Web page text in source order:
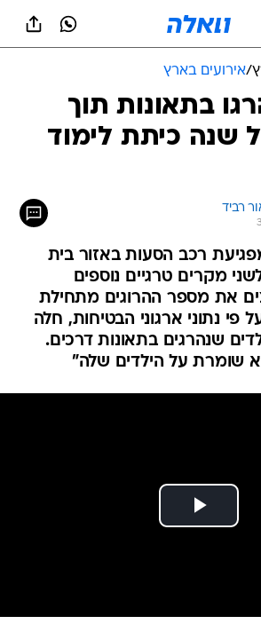
/אירועים בארץ
בתאונות תוך
שנה כיתת לימוד
רביד
רכב הסעות באזור בית
מקרים טרגיים נוספים
את מספר ההרוגים מתחילת
נתוני ארגוני הבטיחות, חלה
שנהרגים בתאונות דרכים.
שומרת על הילדים שלה"